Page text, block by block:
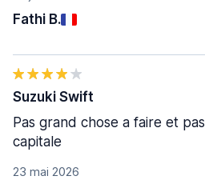
Fathi B.
23 mai 2026
Suzuki Swift
Pas grand chose a faire et
capitale